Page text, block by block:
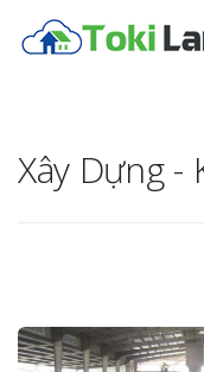
Xây Dựng -